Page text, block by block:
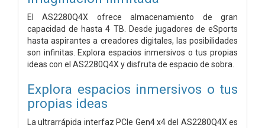
El AS2280Q4X ofrece almacenamiento de gran
capacidad de hasta 4 TB. Desde jugadores de eSports
hasta aspirantes a creadores digitales, las posibilidades
son infinitas. Explora espacios inmersivos o tus propias
ideas con el AS2280Q4X y disfruta de espacio de sobra.
Explora espacios inmersivos o tus
propias ideas
La ultrarrápida interfaz PCIe Gen4 x4 del AS2280Q4X es